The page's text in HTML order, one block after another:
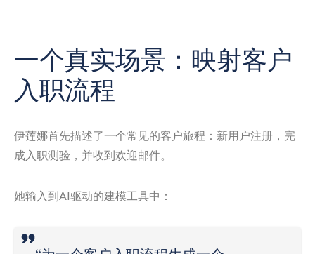
一个真实场景：映射客户
入职流程
伊莲娜首先描述了一个常见的客户旅程：新用户注册，完
成入职测验，并收到欢迎邮件。
她输入到AI驱动的建模工具中：